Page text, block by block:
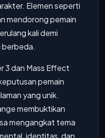
Elemen seperti
mendorong pemain
kali demi
berbeda.
3 dan Mass Effect
pemain
yang unik.
membuktikan
mengangkat tema
identitas, dan